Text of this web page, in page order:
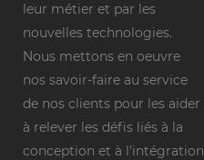
leur métier et par les
nouvelles technologies.
Nous mettons en oeuvre
nos savoir-faire au service
de nos clients pour les aider
à relever les défis liés à la
conception et à l’intégration